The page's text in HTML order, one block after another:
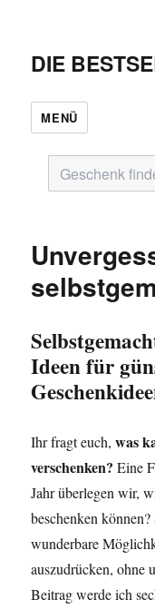
DIE
MENÜ
Ideen für
Ihr fragt euch,was
verschenken? Eine
Jahr überlegen wir,
beschenken
wunderbare
auszudrücken, ohne
Beitrag werde ich